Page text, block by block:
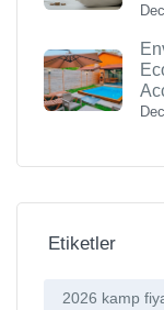
Etiketler
2026 kamp